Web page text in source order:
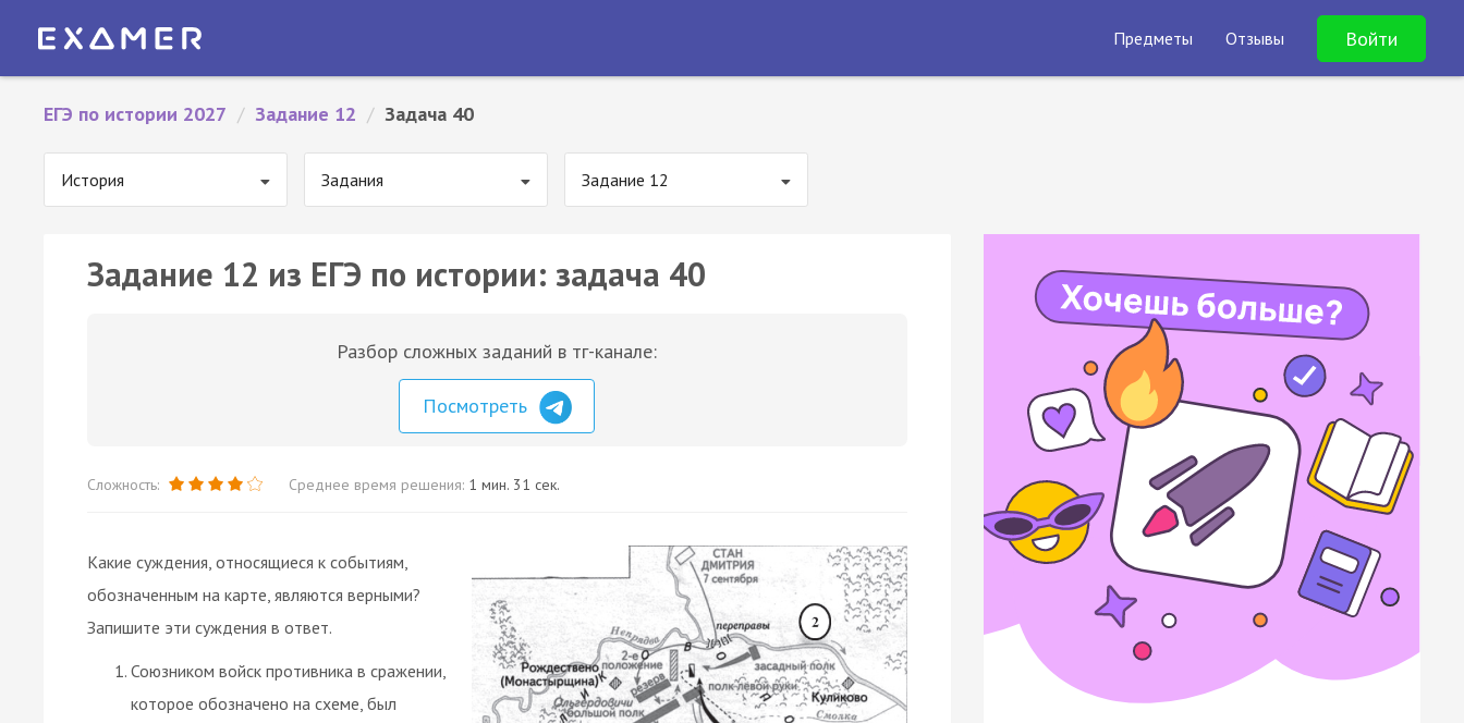
Предметы Отзывы Войти
ЕГЭ по истории 2027 / Задание 12 / Задача 40
История Задания Задание 12
Задание 12 из ЕГЭ по истории: задача 40
Разбор сложных заданий в тг-канале:
Посмотреть
Сложность: Среднее время решения: 1 мин. 31 сек.
Какие суждения, относящиеся к событиям,
обозначенным на карте, являются верными?
Запишите эти суждения в ответ.
Союзником войск противника в сражении,
которое обозначено на схеме, был